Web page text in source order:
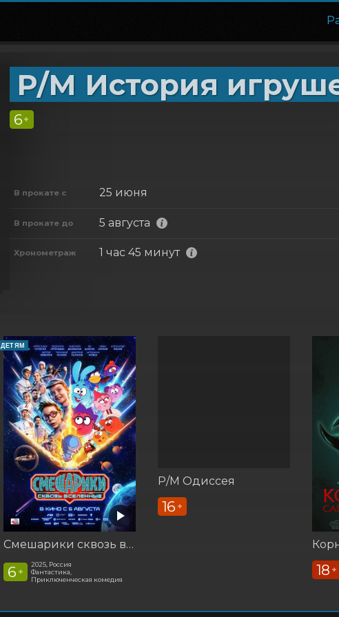
Р/М История
6 +
В прокате с 25 июня
В прокате до 5 августа
Хронометраж 1 час 45 минут
ДЕТЯМ
Смешарики сквозь вселенные
6 +
2025, Россия
Фантастика,
Приключенческая комедия
Р/М Одиссея
16 +
18 +